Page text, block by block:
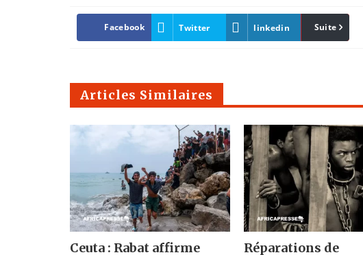
Facebook Twitter linkedin Pinterest
Suite
Articles Similaires
Ceuta : Rabat affirme
Réparations de